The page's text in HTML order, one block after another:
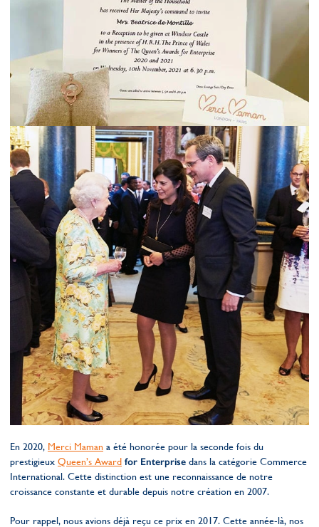
En 2020, Merci Maman a été honorée pour la seconde fois du
prestigieux Queen’s Award for Enterprise dans la catégorie Commerce
International. Cette distinction est une reconnaissance de notre
croissance constante et durable depuis notre création en 2007.
Pour rappel, nous avions déjà reçu ce prix en 2017. Cette année-là, nos